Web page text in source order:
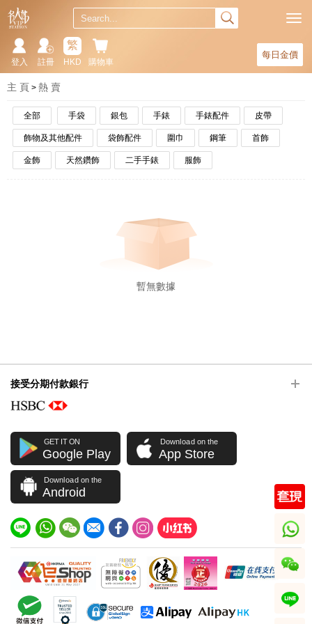
每日金價
購物車
繁
HKD
註冊
登入
主 頁 熱 賣
全部 手袋 銀包 手錶 手錶配件 皮帶
飾物及其他配件 袋飾配件 圍巾 鋼筆 首飾
金飾 天然鑽飾 二手手錶 服飾
暫無數據
接受分期付款銀行
GET IT ON
Google Play
Download on the
App Store
Download on the
Android
whatsapp